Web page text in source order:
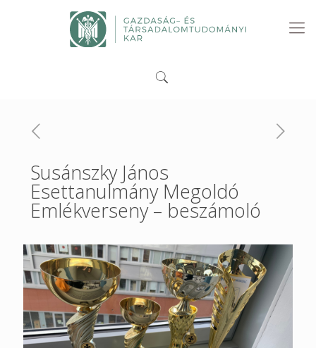
Susánszky János
Esettanulmány Megoldó
Emlékverseny – beszámoló